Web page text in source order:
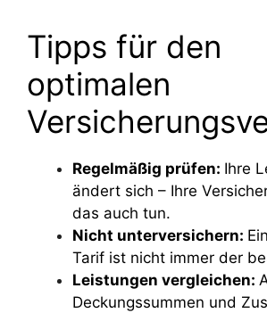
Tipps für den
optimalen
Regelmäßig prüfen: Ihre
ändert sich – Ihre
das auch tun.
Nicht unterversichern:
Tarif ist nicht immer der
Leistungen vergleichen:
Deckungssummen und